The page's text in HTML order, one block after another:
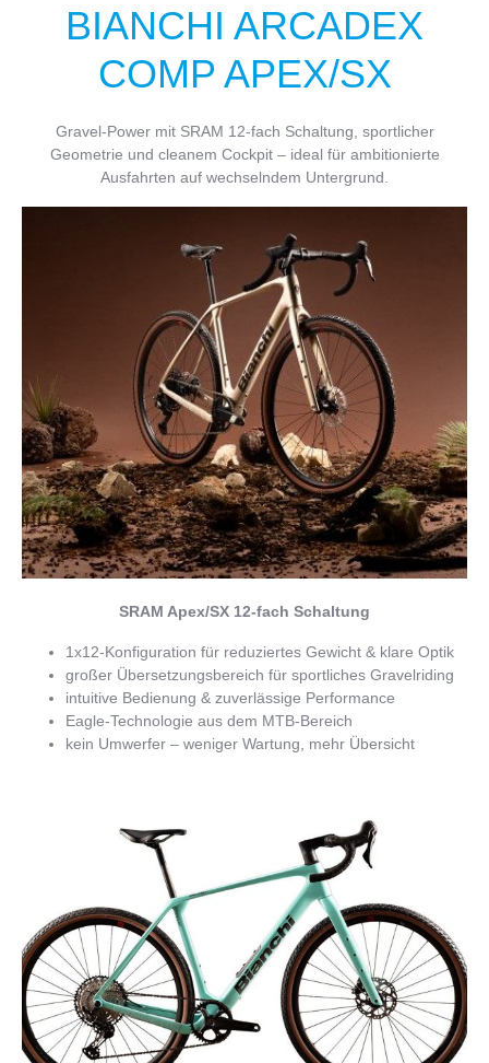
BIANCHI ARCADEX
COMP APEX/SX
Gravel-Power mit SRAM 12-fach Schaltung, sportlicher
Geometrie und cleanem Cockpit – ideal für ambitionierte
Ausfahrten auf wechselndem Untergrund.
SRAM Apex/SX 12-fach Schaltung
1x12-Konfiguration für reduziertes Gewicht & klare Optik
großer Übersetzungsbereich für sportliches Gravelriding
intuitive Bedienung & zuverlässige Performance
Eagle-Technologie aus dem MTB-Bereich
kein Umwerfer – weniger Wartung, mehr Übersicht